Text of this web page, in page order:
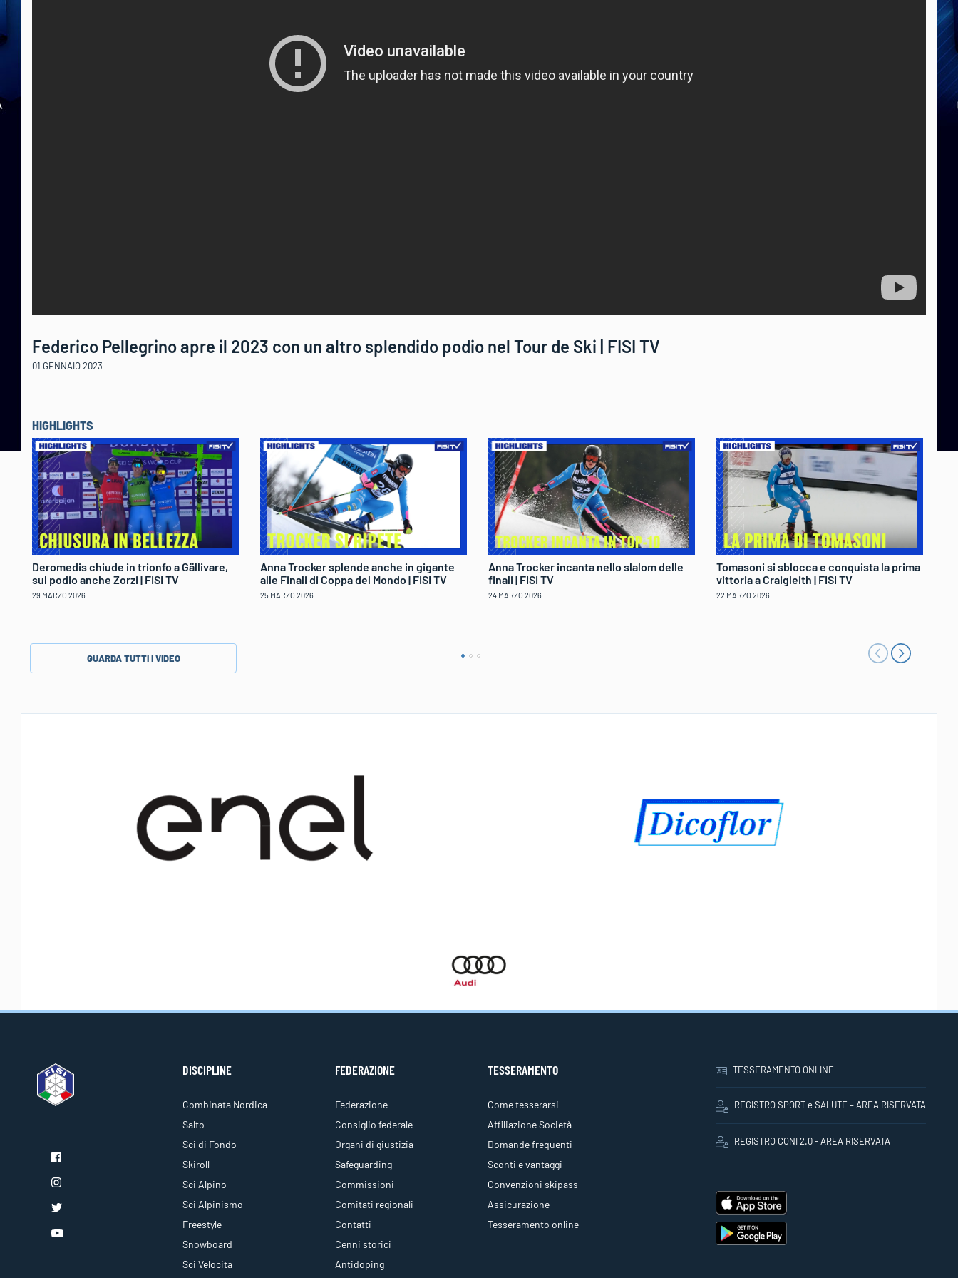
Federico Pellegrino apre il 2023 con un altro splendido podio nel Tour de Ski | FISI TV
01 GENNAIO 2023
HIGHLIGHTS
Deromedis chiude in trionfo a Gällivare,
sul podio anche Zorzi | FISI TV
29 MARZO 2026
Anna Trocker splende anche in gigante
alle Finali di Coppa del Mondo | FISI TV
25 MARZO 2026
Anna Trocker incanta nello slalom delle
finali | FISI TV
24 MARZO 2026
Tomasoni si sblocca e conquista la prima
vittoria a Craigleith | FISI TV
22 MARZO 2026
GUARDA TUTTI I VIDEO
DISCIPLINE
Combinata Nordica
Salto
Sci di Fondo
Skiroll
Sci Alpino
Sci Alpinismo
Freestyle
Snowboard
Sci Velocita
FEDERAZIONE
Federazione
Consiglio federale
Organi di giustizia
Safeguarding
Commissioni
Comitati regionali
Contatti
Cenni storici
Antidoping
TESSERAMENTO
Come tesserarsi
Affiliazione Società
Domande frequenti
Sconti e vantaggi
Convenzioni skipass
Assicurazione
Tesseramento online
TESSERAMENTO ONLINE
REGISTRO SPORT e SALUTE – AREA RISERVATA
REGISTRO CONI 2.0 - AREA RISERVATA